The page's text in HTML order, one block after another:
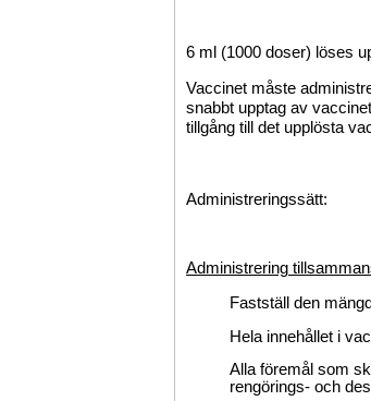
6 ml (1000 doser) löses
Vaccinet måste
snabbt upptag av
tillgång till det upplösta
Administreringssätt:
Administrering
Fastställ den
Hela innehållet i
Alla föremål som
rengörings- och